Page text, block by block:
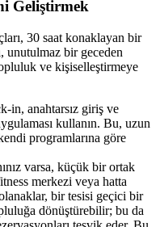
Geliştirmek
30 saat konaklayan bir
unutulmaz bir geceden
ve kişiselleştirmeye
in, anahtarsız giriş ve
kullanın. Bu, uzun
programlarına göre
varsa, küçük bir ortak
merkezi veya hatta
bir tesisi geçici bir
dönüştürebilir; bu da